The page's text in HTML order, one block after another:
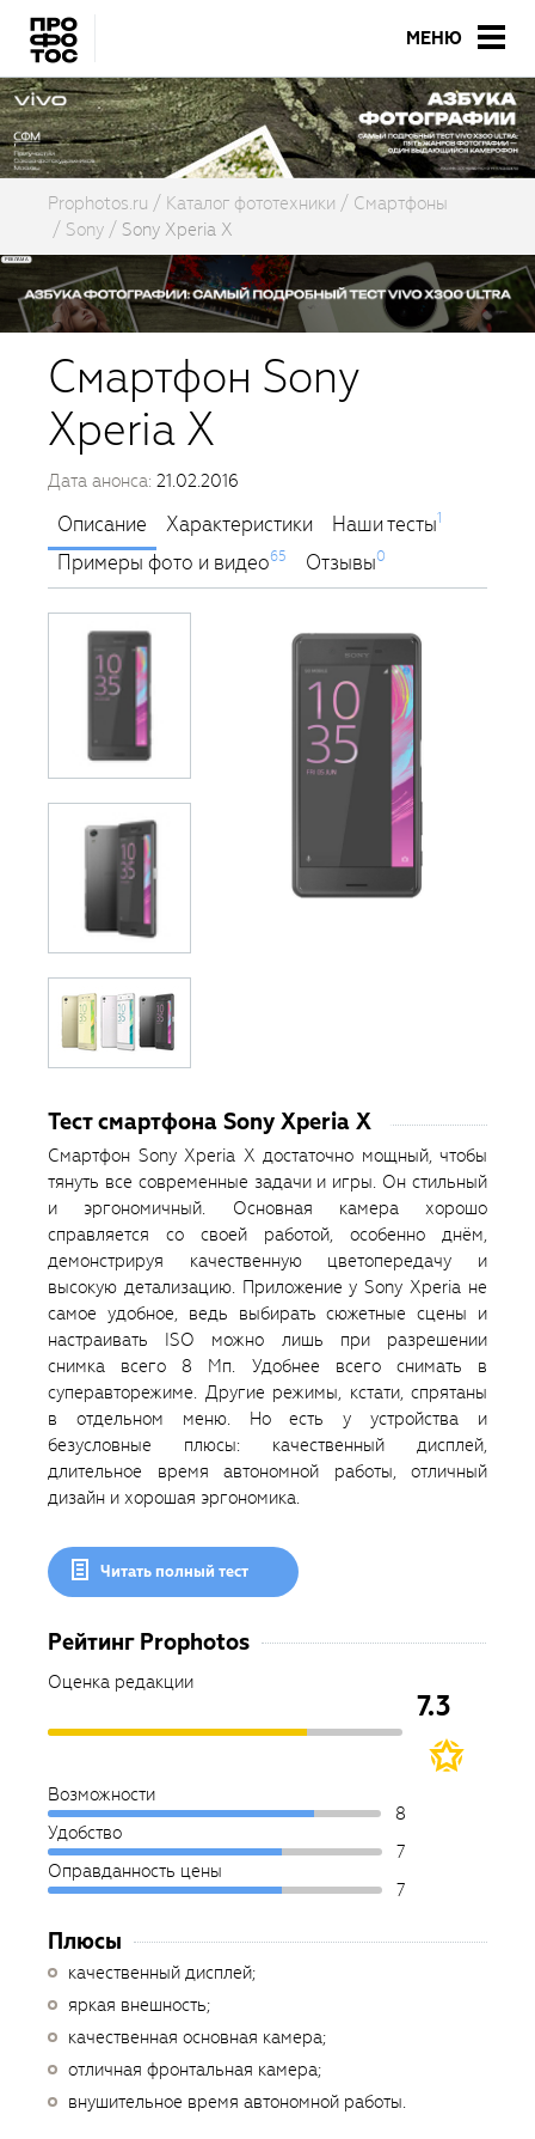
МЕНЮ
Prophotos.ru Каталог фототехники
Смартфоны
Sony
Sony Xperia X
Смартфон Sony
Xperia X
Дата анонса: 21.02.2016
Описание Характеристики Наши тесты1
Примеры фото и видео65 Отзывы0
Тест смартфона Sony Xperia X
Смартфон Sony Xperia X достаточно мощный, чтобы
тянуть все современные задачи и игры. Он стильный
и эргономичный. Основная камера хорошо
справляется со своей работой, особенно днём,
демонстрируя качественную цветопередачу и
высокую детализацию. Приложение у Sony Xperia не
самое удобное, ведь выбирать сюжетные сцены и
настраивать ISO можно лишь при разрешении
снимка всего 8 Мп. Удобнее всего снимать в
суперавторежиме. Другие режимы, кстати, спрятаны
в отдельном меню. Но есть у устройства и
безусловные плюсы: качественный дисплей,
длительное время автономной работы, отличный
дизайн и хорошая эргономика.
Читать полный тест
Рейтинг Prophotos
Оценка редакции
7.3
Возможности
8
Удобство
7
Оправданность цены
7
Плюсы
качественный дисплей;
яркая внешность;
качественная основная камера;
отличная фронтальная камера;
внушительное время автономной работы.